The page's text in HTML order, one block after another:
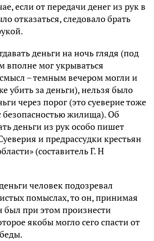
если от передачи денег из рук в
отказаться, следовало брать
деньги на ночь глядя (под
вполне мог укрываться
– темным вечером могли и
убить за деньги), нельзя было
через порог (это суеверие тоже
безопасностью жилища). Об
деньги из рук особо пишет
и предрассудки крестьян
(составитель Г. Н
человек подозревал
помыслах, то он, принимая
был при этом произнести
якобы могло сего спасти от